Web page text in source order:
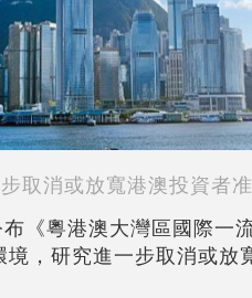
取消或放寬港澳投資者
《粵港澳大灣區國際一
，研究進一步取消或放